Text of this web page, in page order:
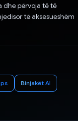
dhe përvoja të të
të aksesueshëm
Binjakët AI